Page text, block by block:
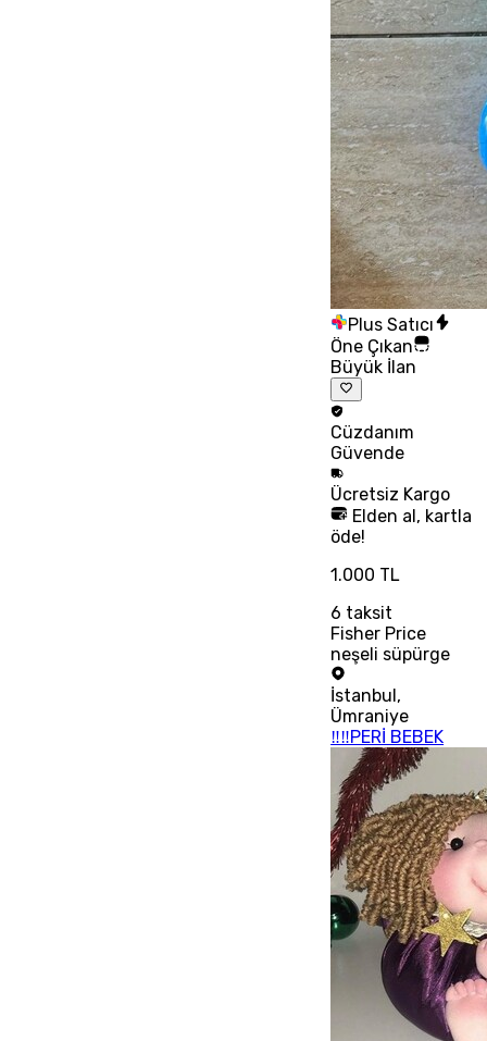
Plus Satıcı
Öne Çıkan
Büyük İlan
Cüzdanım
Güvende
Ücretsiz Kargo
Elden al, kartla
öde!
1.000 TL
6 taksit
Fisher Price
neşeli süpürge
İstanbul,
Ümraniye
‼‼PERİ BEBEK